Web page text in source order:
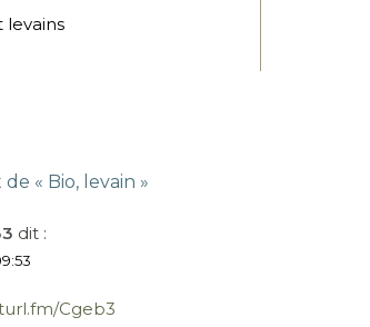
levains
de « Bio, levain »
dit :
Cgeb3